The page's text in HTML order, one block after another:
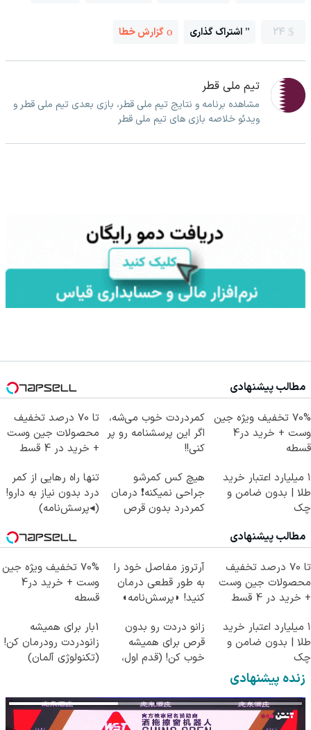
24 اشتراک گذاری گزارش خطا
تیم ملی قطر
مشاهده برنامه و نتایج تیم ملی قطر، بازی بعدی تیم ملی قطر و
ویدئو خلاصه بازی های تیم ملی قطر
مطالب پیشنهادی
70% تخفیف ویژه جین
وست + خرید در4
قسطه
کمردردت خوب می‌شه،
اگر این پرسشنامه رو پر
کنی!!
تا 70 درصد تخفیف
محصولات جین وست
+ خرید در 4 قسط
۱ میلیارد اعتبار خرید
طلا | بدون ضامن و
چک
هیچ کس کمرشو
جراحی نمیکنه❗ درمان
کمردرد بدون قرص
تنها راه رهایی از کمر
درد بدون نیاز به دارو!
(◂پرسش‌نامه)
مطالب پیشنهادی
تا 70 درصد تخفیف
محصولات جین وست
+ خرید در 4 قسط
آرتروز مفاصل خود را
به طور قطعی درمان
کنید! ◗پرسش‌نامه◖
70% تخفیف ویژه جین
وست + خرید در4
قسطه
۱ میلیارد اعتبار خرید
طلا | بدون ضامن و
چک
زانو دردت رو بدون
قرص برای همیشه
خوب کن! (قدم اول،
1بار برای همیشه
زانودردت رودرمان کن!
(تکنولوژی آلمان)
زنده پیشنهادی